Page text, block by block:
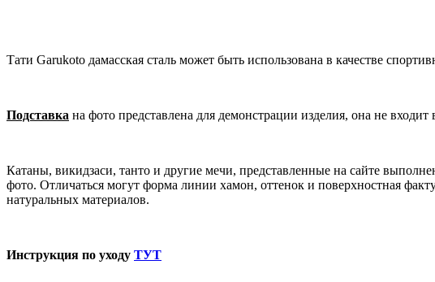
Тати Garukoto дамасская сталь может быть использована в качестве
Подставка на фото представлена для демонстрации изделия, она не
Катаны, викидзаси, танто и другие мечи, представленные на сайте
фото. Отличаться могут форма линии хамон, оттенок и поверхностная
натуральных материалов.
Инструкция по уходу ТУТ